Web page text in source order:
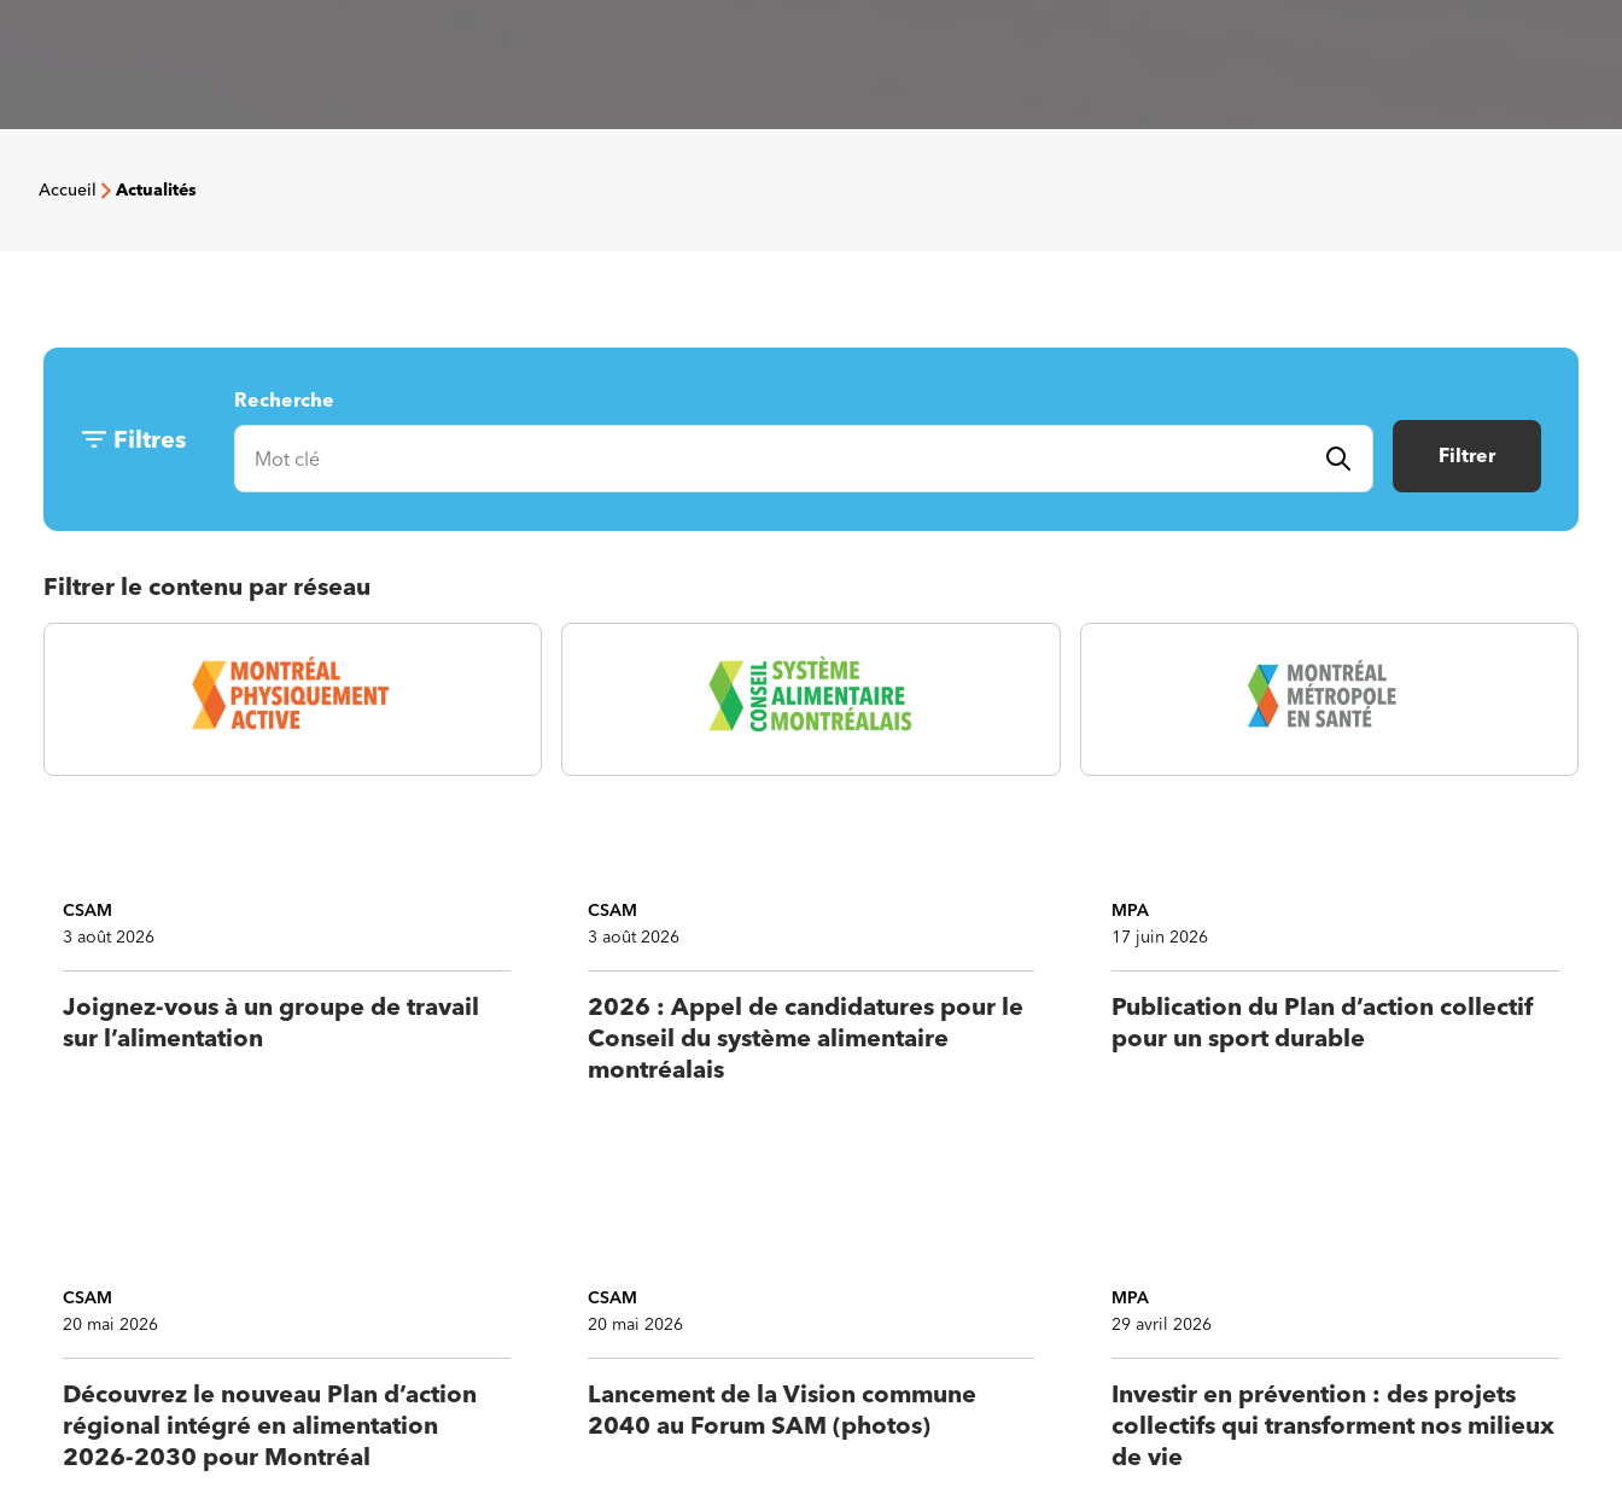
Accueil Actualités
Filtres
Recherche
Filtrer
Filtrer le contenu par réseau
CSAM
3 août 2026
Joignez-vous à un groupe de travail
sur l’alimentation
CSAM
3 août 2026
2026 : Appel de candidatures pour le
Conseil du système alimentaire
montréalais
MPA
17 juin 2026
Publication du Plan d’action collectif
pour un sport durable
CSAM
20 mai 2026
Découvrez le nouveau Plan d’action
régional intégré en alimentation
2026-2030 pour Montréal
CSAM
20 mai 2026
Lancement de la Vision commune
2040 au Forum SAM (photos)
MPA
29 avril 2026
Investir en prévention : des projets
collectifs qui transforment nos milieux
de vie